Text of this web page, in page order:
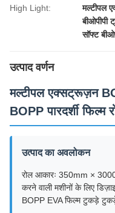
High Light:
मल्टीपल
बीओपीपी
सॉफ्ट
उत्पाद वर्णन
मल्टीपल एक्सट्रूज़न
BOPP पारदर्शी फिल्म
उत्पाद का अवलोकन
रोल आकारः 350mm ×
करने वाली मशीनों के लिए
BOPP EVA फिल्म टुकड़े